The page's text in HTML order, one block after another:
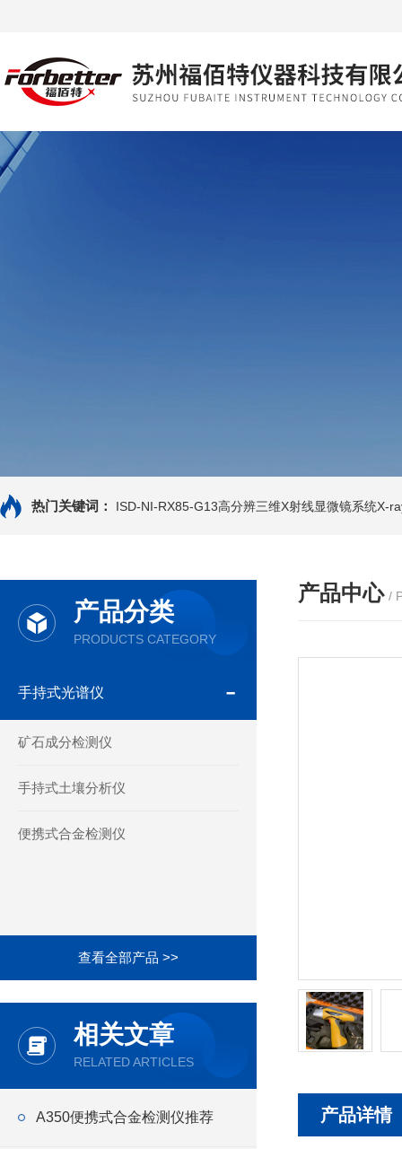
热门关键词： ISD-NI-RX85-G13高分辨三维X射线显微镜系统X-
产品分类
PRODUCTS CATEGORY
手持式光谱仪
矿石成分检测仪
手持式土壤分析仪
便携式合金检测仪
查看全部产品 >>
相关文章
RELATED ARTICLES
A350便携式合金检测仪推荐
产品中心 /
产品详情